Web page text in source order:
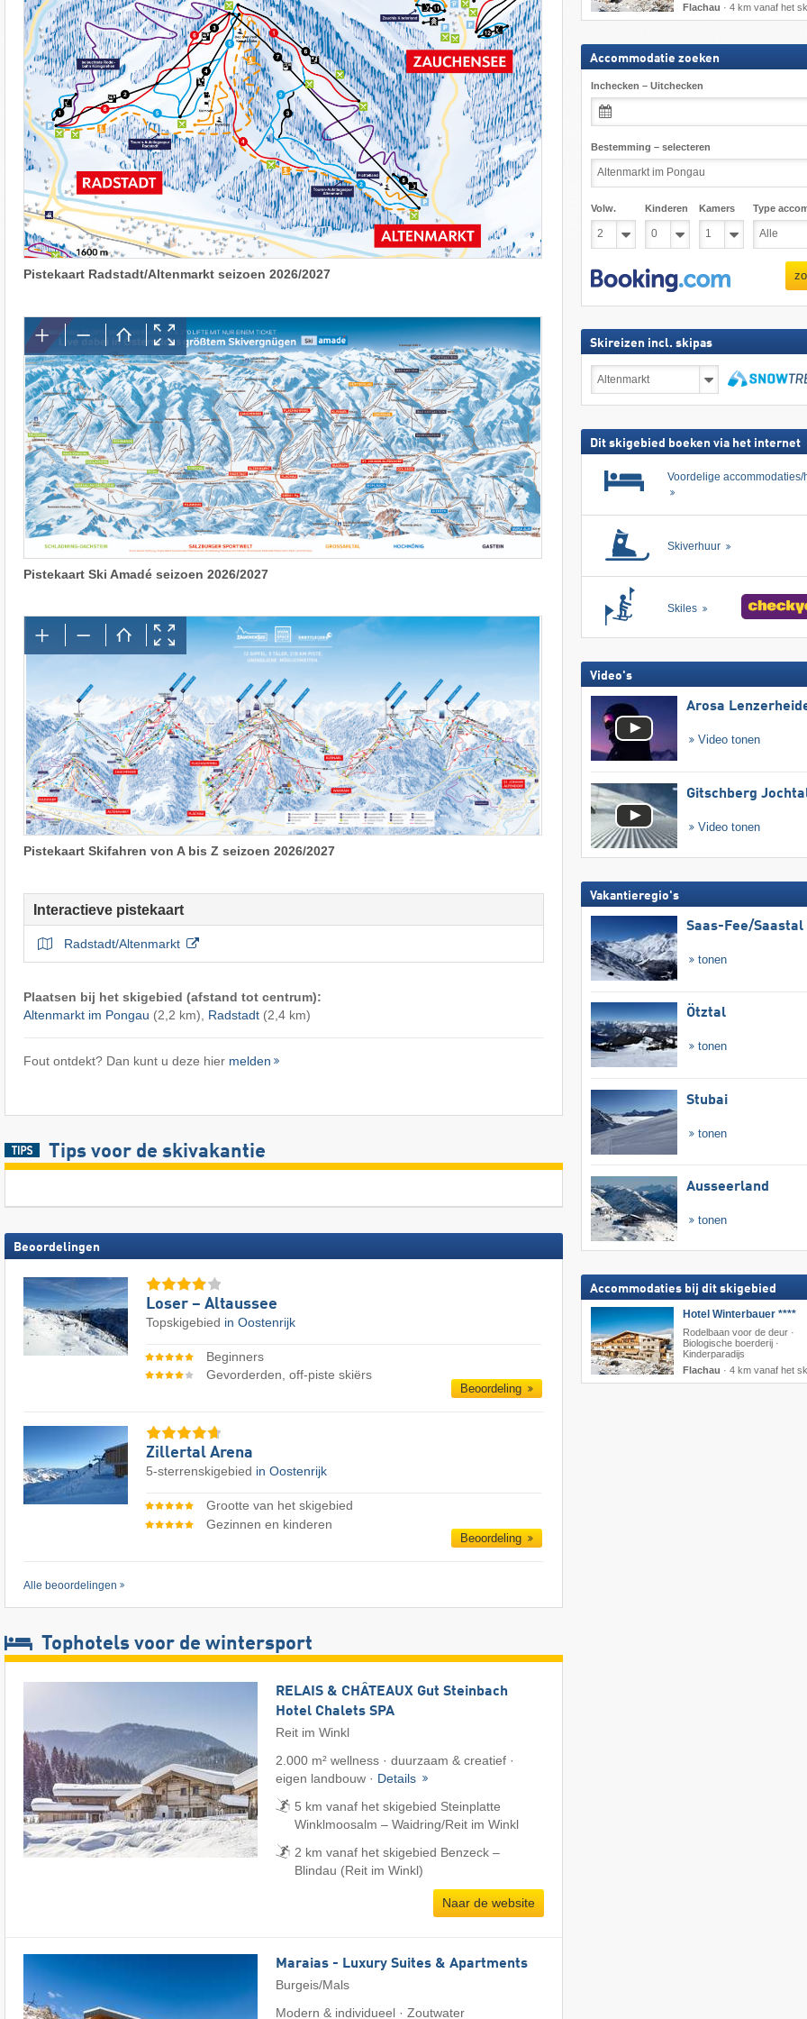
Pistekaart Radstadt/Altenmarkt seizoen 2026/2027
Pistekaart Ski Amadé seizoen 2026/2027
Pistekaart Skifahren von A bis Z seizoen 2026/2027
Interactieve pistekaart
Radstadt/Altenmarkt
Plaatsen bij het skigebied (afstand tot centrum):
Altenmarkt im Pongau (2,2 km), Radstadt(2,4 km)
Fout ontdekt? Dan kunt u deze hier melden
Tips voor de skivakantie
Beoordelingen
Loser – Altaussee
Topskigebied in Oostenrijk
Beginners
Gevorderden, off-piste skiërs
Beoordeling
Zillertal Arena
5-sterrenskigebied in Oostenrijk
Grootte van het skigebied
Gezinnen en kinderen
Beoordeling
Alle beoordelingen
Tophotels voor de wintersport
RELAIS & CHÂTEAUX Gut Steinbach
Hotel Chalets SPA
Reit im Winkl
2.000 m² wellness · duurzaam & creatief ·
eigen landbouw · Details
5 km vanaf het skigebied Steinplatte
Winklmoosalm – Waidring/​Reit im Winkl
2 km vanaf het skigebied Benzeck –
Blindau (Reit im Winkl)
Naar de website
Maraias - Luxury Suites & Apartments
Burgeis/Mals
Modern & individueel · Zoutwater
Flachau · 4 km vanaf het
Accommodatie zoeken
Inchecken – Uitchecken
Bestemming – selecteren
Volw. Kinderen Kamers Type
Skireizen incl. skipas
incl.
Dit skigebied boeken via het internet
Voordelige accommodaties/
Skiverhuur
Skiles
Video's
Arosa
Video tonen
Gitschberg
Video tonen
Vakantieregio's
Saas-Fee/​Saastal
tonen
Ötztal
tonen
Stubai
tonen
Ausseerland
tonen
Accommodaties bij dit skigebied
Hotel Winterbauer ****
Rodelbaan voor de deur ·
Biologische boerderij ·
Kinderparadijs
Flachau · 4 km vanaf het